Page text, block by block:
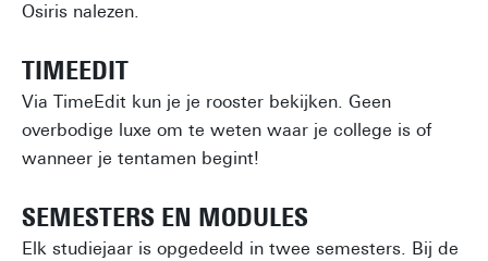
Osiris nalezen.
TIMEEDIT
Via TimeEdit kun je je rooster bekijken. Geen
overbodige luxe om te weten waar je college is of
wanneer je tentamen begint!
SEMESTERS EN MODULES
Elk studiejaar is opgedeeld in twee semesters. Bij de